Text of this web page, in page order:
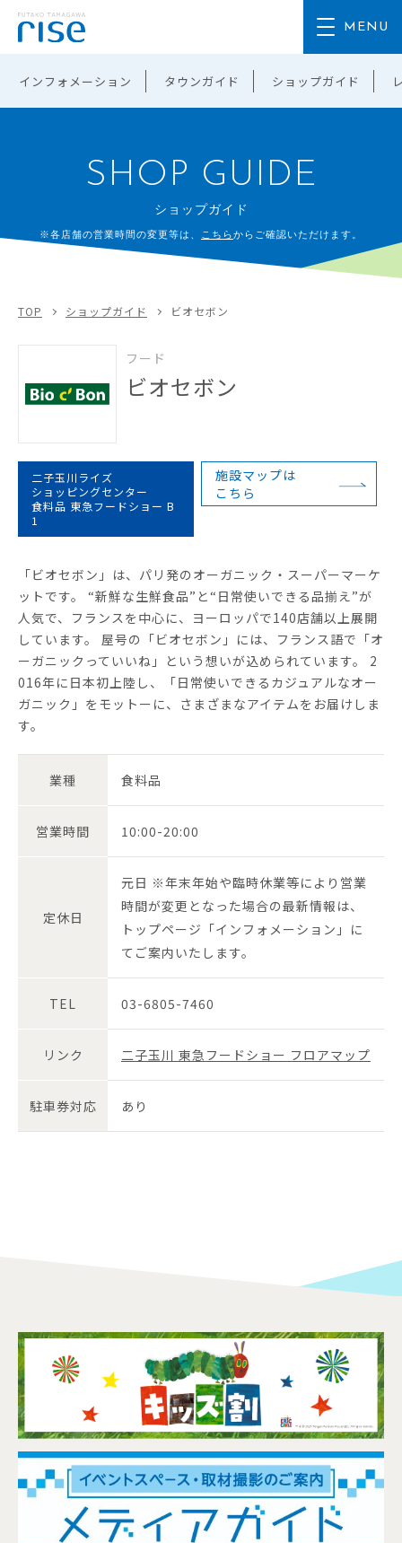
インフォメーション タウンガイド ショップガイド
SHOP GUIDE
ショップガイド
※各店舗の営業時間の変更等は、 こちらからご確認いただけます。
TOP ショップガイド ビオセボン
フード
ビオセボン
二子玉川ライズ
ショッピングセンター
食料品 東急フードショー B
1
施設マップは
こちら
「ビオセボン」は、パリ発のオーガニック・スーパーマーケ
ットです。 “新鮮な生鮮食品”と“日常使いできる品揃え”が
人気で、フランスを中心に、ヨーロッパで140店舗以上展開
しています。 屋号の「ビオセボン」には、フランス語で「オ
ーガニックっていいね」という想いが込められています。 2
016年に日本初上陸し、「日常使いできるカジュアルなオー
ガニック」をモットーに、さまざまなアイテムをお届けしま
す。
業種 食料品
営業時間 10:00-20:00
定休日
元日 ※年末年始や臨時休業等により営業
時間が変更となった場合の最新情報は、
トップページ「インフォメーション」に
てご案内いたします。
TEL 03-6805-7460
リンク 二子玉川 東急フードショー フロアマップ
駐車券対応 あり